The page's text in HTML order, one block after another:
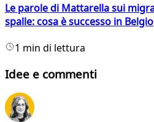
Le parole di Mattarella sui
spalle: cosa è successo in Belgio
1 min di lettura
Idee e commenti